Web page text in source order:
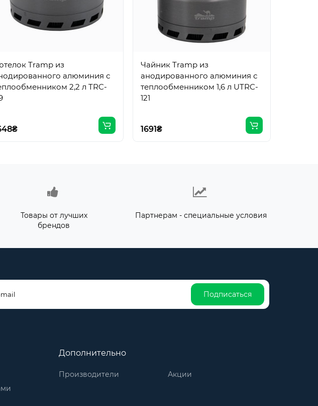
Tramp из
алюминия с
2,2 л TRC-
Чайник Tramp из
анодированного алюминия с
теплообменником 1,6 л UTRC-
121
1691₴
Товары от лучших
брендов
Партнерам - специальные условия
Подписаться
Дополнительно
Производители Акции